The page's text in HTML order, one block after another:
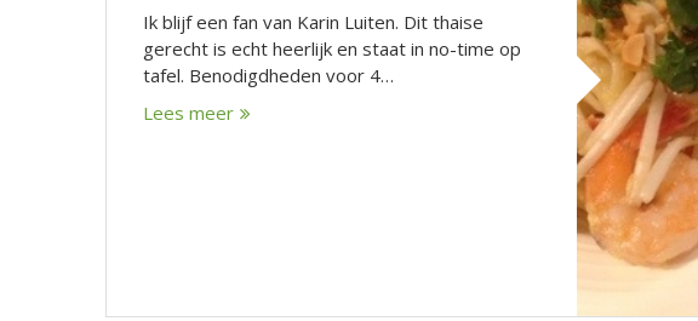
Ik blijf een fan van Karin Luiten. Dit thaise
gerecht is echt heerlijk en staat in no-time op
tafel. Benodigdheden voor 4…
Lees meer